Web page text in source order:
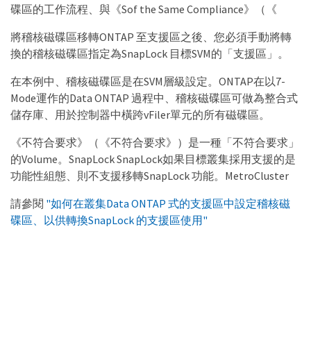
碟區的工作流程、與《Sof the Same Compliance》（《
將稽核磁碟區移轉ONTAP 至支援區之後、您必須手動將轉
換的稽核磁碟區指定為SnapLock 目標SVM的「支援區」。
在本例中、稽核磁碟區是在SVM層級設定。ONTAP在以7-
Mode運作的Data ONTAP 過程中、稽核磁碟區可做為整合式
儲存庫、用於控制器中橫跨vFiler單元的所有磁碟區。
《不符合要求》（《不符合要求》）是一種「不符合要求」
的Volume。SnapLock SnapLock如果目標叢集採用支援的是
功能性組態、則不支援移轉SnapLock 功能。MetroCluster
請參閱 "如何在叢集Data ONTAP 式的支援區中設定稽核磁
碟區、以供轉換SnapLock 的支援區使用"